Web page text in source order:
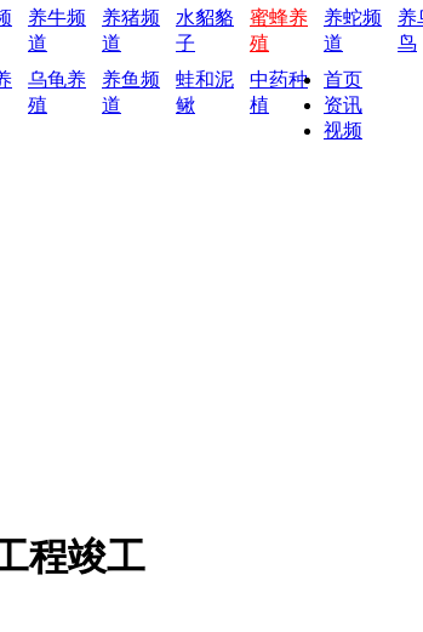
养牛频
道
养猪频
道
水貂貉
子
蜜蜂养
殖
养蛇频
道
养
鸟
乌龟养
殖
养鱼频
道
蛙和泥
鳅
中药种
植
首页
资讯
视频
程竣工